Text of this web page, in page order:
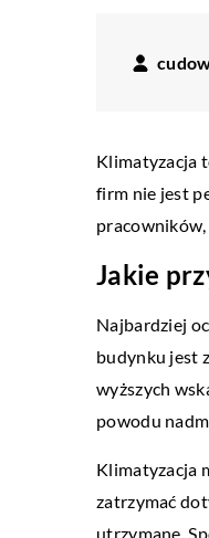
Klimatyzacja
firm nie jest
Jakie
Najbardziej
budynku jest
wyższych
powodu
Klimatyzacja
zatrzymać
utrzymane.